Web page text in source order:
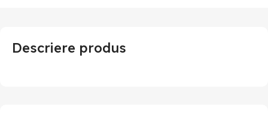
Descriere produs